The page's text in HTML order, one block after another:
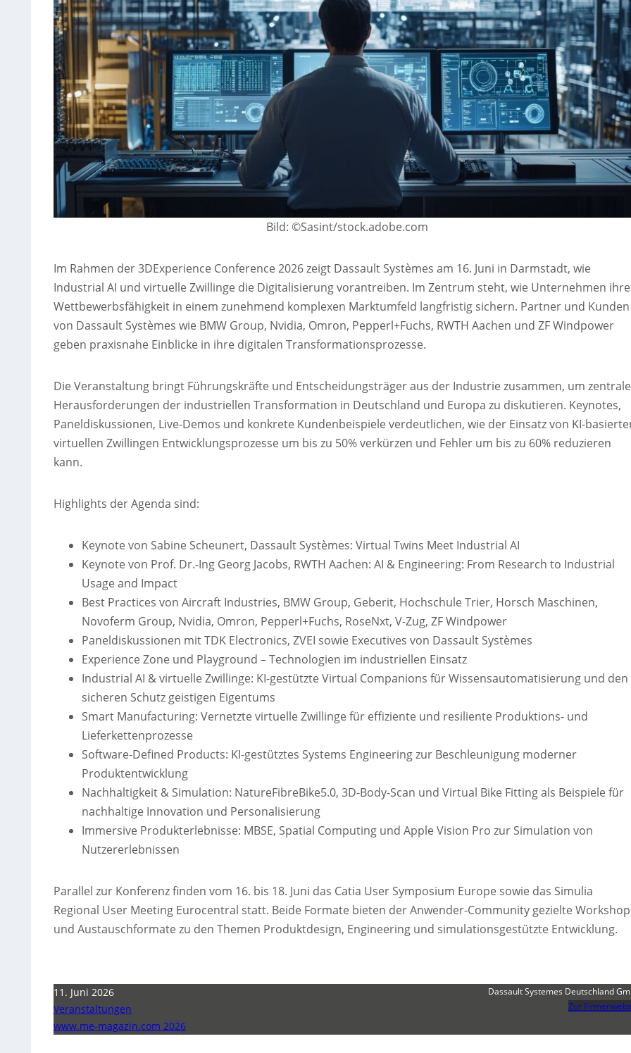
Bild: ©Sasint/stock.adobe.com
Im Rahmen der 3DExperience Conference 2026 zeigt Dassault Systèmes am 16. Juni in Darmstadt, wie
Industrial AI und virtuelle Zwillinge die Digitalisierung vorantreiben. Im Zentrum steht, wie Unternehmen ihre
Wettbewerbsfähigkeit in einem zunehmend komplexen Marktumfeld langfristig sichern. Partner und Kunden
von Dassault Systèmes wie BMW Group, Nvidia, Omron, Pepperl+Fuchs, RWTH Aachen und ZF Windpower
geben praxisnahe Einblicke in ihre digitalen Transformationsprozesse.
Die Veranstaltung bringt Führungskräfte und Entscheidungsträger aus der Industrie zusammen, um zentrale
Herausforderungen der industriellen Transformation in Deutschland und Europa zu diskutieren. Keynotes,
Paneldiskussionen, Live-Demos und konkrete Kundenbeispiele verdeutlichen, wie der Einsatz von KI-
virtuellen Zwillingen Entwicklungsprozesse um bis zu 50% verkürzen und Fehler um bis zu 60% reduzieren
kann.
Highlights der Agenda sind:
Keynote von Sabine Scheunert, Dassault Systèmes: Virtual Twins Meet Industrial AI
Keynote von Prof. Dr.-Ing Georg Jacobs, RWTH Aachen: AI & Engineering: From Research to Industrial
Usage and Impact
Best Practices von Aircraft Industries, BMW Group, Geberit, Hochschule Trier, Horsch Maschinen,
Novoferm Group, Nvidia, Omron, Pepperl+Fuchs, RoseNxt, V-Zug, ZF Windpower
Paneldiskussionen mit TDK Electronics, ZVEI sowie Executives von Dassault Systèmes
Experience Zone und Playground – Technologien im industriellen Einsatz
Industrial AI & virtuelle Zwillinge: KI-gestützte Virtual Companions für Wissensautomatisierung und den
sicheren Schutz geistigen Eigentums
Smart Manufacturing: Vernetzte virtuelle Zwillinge für effiziente und resiliente Produktions- und
Lieferkettenprozesse
Software-Defined Products: KI-gestütztes Systems Engineering zur Beschleunigung moderner
Produktentwicklung
Nachhaltigkeit & Simulation: NatureFibreBike5.0, 3D-Body-Scan und Virtual Bike Fitting als Beispiele für
nachhaltige Innovation und Personalisierung
Immersive Produkterlebnisse: MBSE, Spatial Computing und Apple Vision Pro zur Simulation von
Nutzererlebnissen
Parallel zur Konferenz finden vom 16. bis 18. Juni das Catia User Symposium Europe sowie das Simulia
Regional User Meeting Eurocentral statt. Beide Formate bieten der Anwender-Community gezielte
und Austauschformate zu den Themen Produktdesign, Engineering und simulationsgestützte Entwicklung.
11. Juni 2026
Veranstaltungen
www.me-magazin.com 2026
Dassault Systemes Deutschland
Zur